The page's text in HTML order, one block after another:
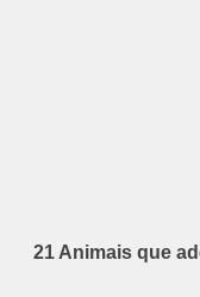
21 Animais que